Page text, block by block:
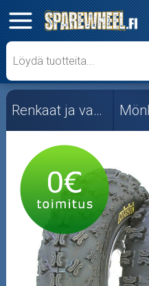
✕
Mopon osat
Skootterin osat
Crossipyörän osat
Moottoripyörän osat
Moottorikelkan osat
Mopoauton osat
Mönkijän osat
Renkaat ja vanteet